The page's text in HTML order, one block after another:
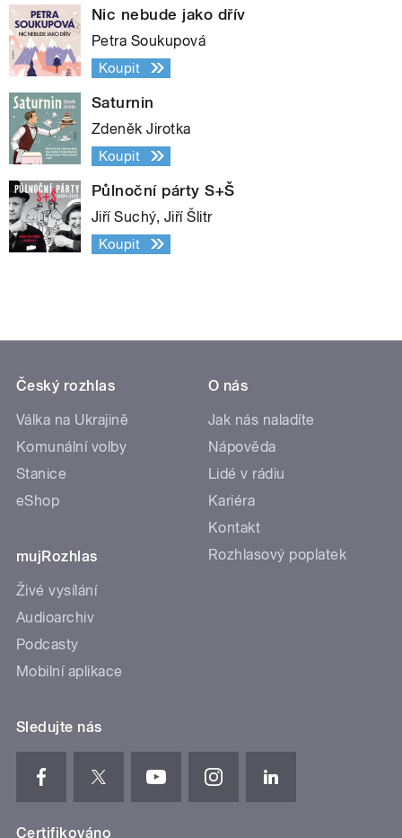
Nic nebude jako dřív
Petra Soukupová
Koupit
Saturnin
Zdeněk Jirotka
Koupit
Půlnoční párty S+Š
Jiří Suchý, Jiří Šlitr
Koupit
Český rozhlas
Válka na Ukrajině
Komunální volby
Stanice
eShop
mujRozhlas
Živé vysílání
Audioarchiv
Podcasty
Mobilní aplikace
O nás
Jak nás naladíte
Nápověda
Lidé v rádiu
Kariéra
Kontakt
Rozhlasový poplatek
Sledujte nás
Certifikováno